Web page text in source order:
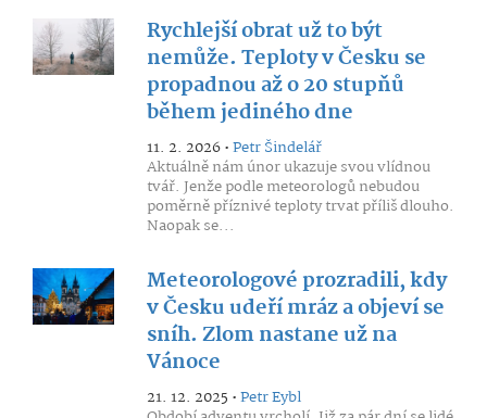
Rychlejší obrat už to být
nemůže. Teploty v Česku se
propadnou až o 20 stupňů
během jediného dne
11. 2. 2026 •Petr Šindelář
Aktuálně nám únor ukazuje svou vlídnou
tvář. Jenže podle meteorologů nebudou
poměrně příznivé teploty trvat příliš dlouho.
Naopak se...
Meteorologové prozradili, kdy
v Česku udeří mráz a objeví se
sníh. Zlom nastane už na
Vánoce
21. 12. 2025 •Petr Eybl